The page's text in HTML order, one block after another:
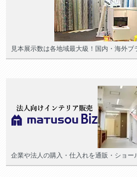
見本展示数は各地域最大級！国内・海外
企業や法人の購入・仕入れを通販・ショー